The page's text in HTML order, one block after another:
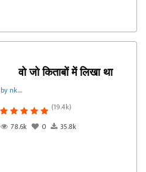
वो जो किताबों में लिखा था
by nk....
(19.4k)
78.6k
0 35.8k